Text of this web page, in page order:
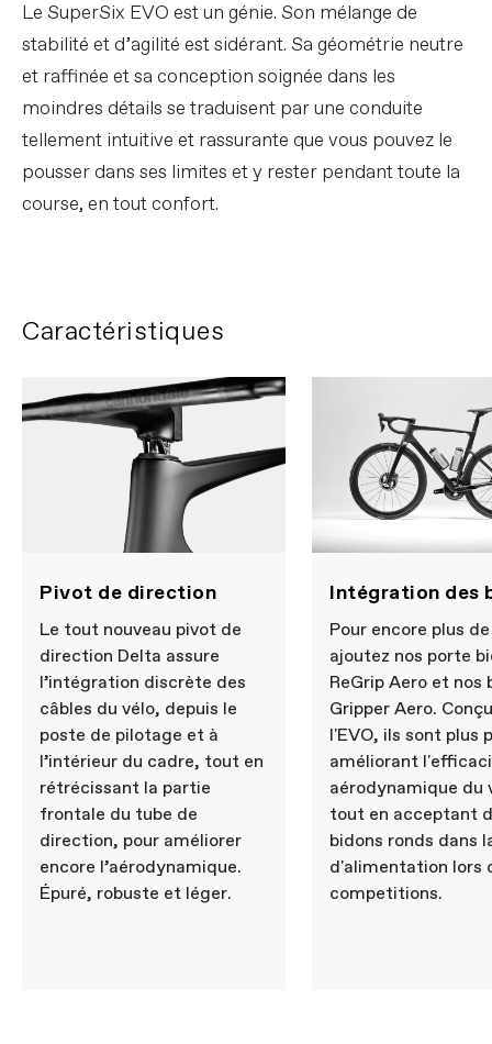
Le SuperSix EVO est un génie. Son mélange de
stabilité et d’agilité est sidérant. Sa géométrie neutre
et raffinée et sa conception soignée dans les
moindres détails se traduisent par une conduite
tellement intuitive et rassurante que vous pouvez le
pousser dans ses limites et y rester pendant toute la
course, en tout confort.
Caractéristiques
Pivot de direction
Le tout nouveau pivot de
direction Delta assure
l’intégration discrète des
câbles du vélo, depuis le
poste de pilotage et à
l’intérieur du cadre, tout en
rétrécissant la partie
frontale du tube de
direction, pour améliorer
encore l’aérodynamique.
Épuré, robuste et léger.
Intégration des
Pour encore plus
ajoutez nos porte
ReGrip Aero et nos
Gripper Aero.
l'EVO, ils sont plus
améliorant
aérodynamique du
tout en acceptant
bidons ronds dans
d'alimentation lors
competitions.